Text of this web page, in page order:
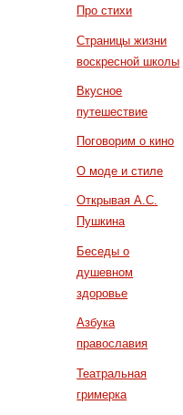
Про стихи
Страницы жизни
воскресной школы
Вкусное
путешествие
Поговорим о кино
О моде и стиле
Открывая А.С.
Пушкина
Беседы о
душевном
здоровье
Азбука
православия
Театральная
гримерка